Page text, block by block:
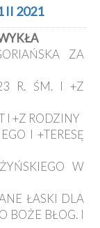
II 2021
ZA
R. ŚM. I +Z
I +Z RODZINY
I +TERESĘ
W
ŁASKI DLA
BOŻE BŁOG. I